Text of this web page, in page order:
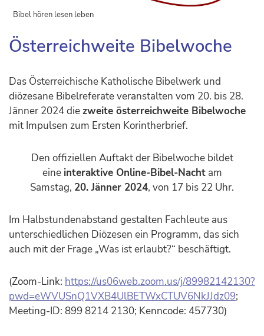
Bibel hören lesen leben
Österreichweite Bibelwoche
Das Österreichische Katholische Bibelwerk und
diözesane Bibelreferate veranstalten vom 20. bis 28.
Jänner 2024 diezweite österreichweite Bibelwoche
mit Impulsen zum Ersten Korintherbrief.
Den offiziellen Auftakt der Bibelwoche bildet
eine interaktive Online-Bibel-Nachtam
Samstag, 20. Jänner 2024, von 17 bis 22 Uhr.
Im Halbstundenabstand gestalten Fachleute aus
unterschiedlichen Diözesen ein Programm, das sich
auch mit der Frage „Was ist erlaubt?“ beschäftigt.
(Zoom-Link: https://us06web.zoom.us/j/89982142130?
pwd=eWVUSnQ1VXB4UlBETWxCTUV6NkJJdz09;
Meeting-ID: 899 8214 2130; Kenncode: 457730)